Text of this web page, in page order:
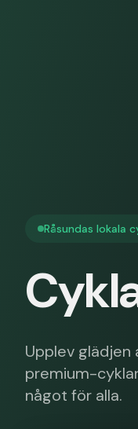
Råsundas lokala
Upplev
premium-
något för alla.